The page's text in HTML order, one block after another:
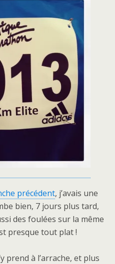
précédent, j’avais une
bien, 7 jours plus tard,
des foulées sur la même
presque tout plat !
prend à l’arrache, et plus